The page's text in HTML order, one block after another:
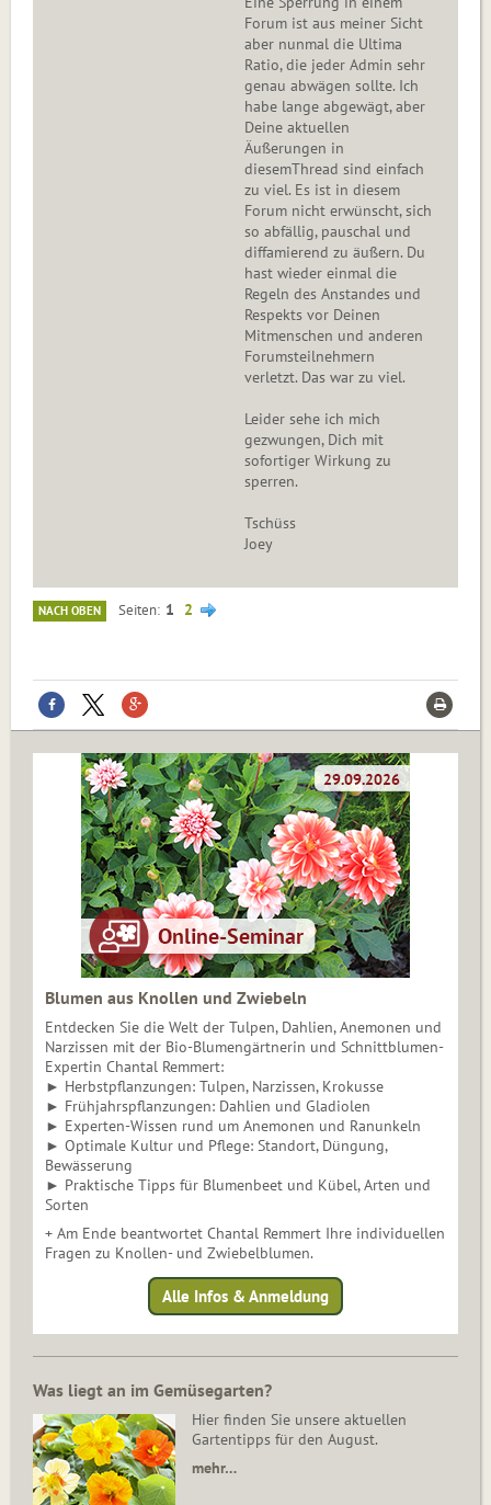
Forum ist aus meiner Sicht
aber nunmal die Ultima
Ratio, die jeder Admin sehr
genau abwägen sollte. Ich
habe lange abgewägt, aber
Deine aktuellen
Äußerungen in
diesemThread sind einfach
zu viel. Es ist in diesem
Forum nicht erwünscht, sich
so abfällig, pauschal und
diffamierend zu äußern. Du
hast wieder einmal die
Regeln des Anstandes und
Respekts vor Deinen
Mitmenschen und anderen
Forumsteilnehmern
verletzt. Das war zu viel.
Leider sehe ich mich
gezwungen, Dich mit
sofortiger Wirkung zu
sperren.
Tschüss
Joey
NACH OBEN Seiten 1 2
Blumen aus Knollen und Zwiebeln
Entdecken Sie die Welt der Tulpen, Dahlien, Anemonen und
Narzissen mit der Bio-Blumengärtnerin und Schnittblumen-
Expertin Chantal Remmert:
► Herbstpflanzungen: Tulpen, Narzissen, Krokusse
► Frühjahrspflanzungen: Dahlien und Gladiolen
► Experten-Wissen rund um Anemonen und Ranunkeln
► Optimale Kultur und Pflege: Standort, Düngung,
Bewässerung
► Praktische Tipps für Blumenbeet und Kübel, Arten und
Sorten
+ Am Ende beantwortet Chantal Remmert Ihre individuellen
Fragen zu Knollen- und Zwiebelblumen.
Alle Infos & Anmeldung
Was liegt an im Gemüsegarten?
Hier finden Sie unsere aktuellen
Gartentipps für den August.
mehr…